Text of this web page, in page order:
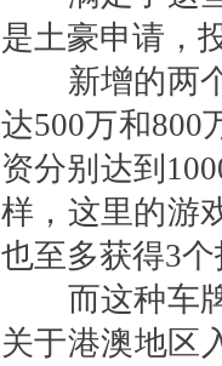
是土豪申请，
新增的两个
达500万和800
资分别达到
样，这里的游
也至多获得3
而这种车牌
关于港澳地区